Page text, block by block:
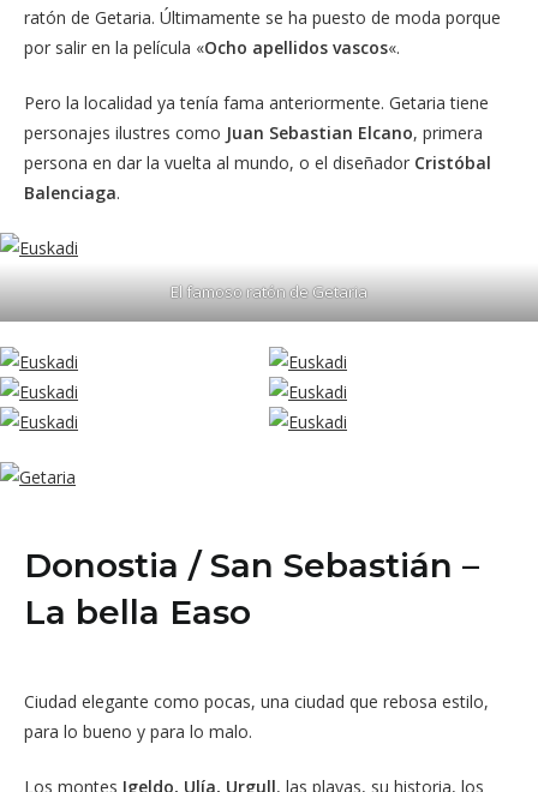
ratón de Getaria. Últimamente se ha puesto de moda porque
por salir en la película «Ocho apellidos vascos«.
Pero la localidad ya tenía fama anteriormente. Getaria tiene
personajes ilustres como Juan Sebastian Elcano, primera
persona en dar la vuelta al mundo, o el diseñador Cristóbal
Balenciaga.
El famoso ratón de Getaria
Donostia / San Sebastián –
La bella Easo
Ciudad elegante como pocas, una ciudad que rebosa estilo,
para lo bueno y para lo malo.
Los montes Igeldo, Ulía, Urgull, las playas, su historia, los